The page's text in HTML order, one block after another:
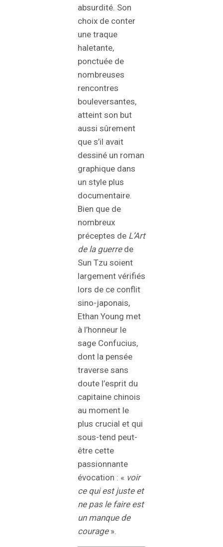
absurdité. Son
choix de conter
une traque
haletante,
ponctuée de
nombreuses
rencontres
bouleversantes,
atteint son but
aussi sûrement
que s’il avait
dessiné un roman
graphique dans
un style plus
documentaire.
Bien que de
nombreux
préceptes de L’Art
de la guerrede
Sun Tzu soient
largement vérifiés
lors de ce conflit
sino-japonais,
Ethan Young met
à l’honneur le
sage Confucius,
dont la pensée
traverse sans
doute l’esprit du
capitaine chinois
au moment le
plus crucial et qui
sous-tend peut-
être cette
passionnante
évocation : « voir
ce qui est juste et
ne pas le faire est
un manque de
courage».